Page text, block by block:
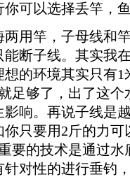
可以选择丢竿，
用竿，子母线和
断子线。其实我
的环境其实只有
足够了，出了这
响。再说子线是
只要用2斤的力可
要的技术是通过
对性的进行垂钓